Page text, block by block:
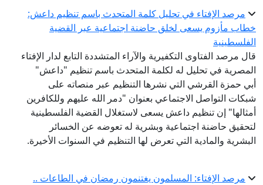
مرصد الإفتاء في تحليل كلمة المتحدث باسم تنظيم داعش:
خطاب مأزوم يسعى لخلق حاضنة اجتماعية عبر القضية
الفلسطينية
قال مرصد الفتاوى التكفيرية والآراء المتشددة التابع لدار الإفتاء
المصرية في تحليل له لكلمة المتحدث باسم تنظيم "داعش"
أبي حمزة القرشي التي نشرها التنظيم عبر منصاته على
شبكات التواصل الاجتماعي بعنوان "دمر الله عليهم وللكافرين
أمثالها" إن تنظيم داعش يسعى لاستغلال القضية الفلسطينية
لتحقيق حاضنة اجتماعية وبشرية له تعوضه عن الخسائر
البشرية والمادية التي تعرض لها التنظيم في السنوات الأخيرة.
مرصد الإفتاء: المسلمون يغتنمون رمضان في الطاعات ..